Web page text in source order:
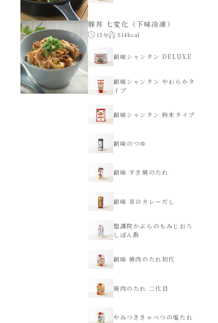
こどもの日
ハロウィン
運動会
クリスマス
ハコネーゼ クリーミーボロネーゼ
豚丼 七変化（下味冷凍）
15分 514kcal
創味シャンタン DELUXE
創味シャンタン やわらかタ
イプ
創味シャンタン 粉末タイプ
創味のつゆ
創味 すき焼のたれ
創味 京のカレーだし
聖護院かぶらのもみじおろ
しぽん酢
創味 焼肉のたれ初代
焼肉のたれ 二代目
やみつききゃべつの塩たれ